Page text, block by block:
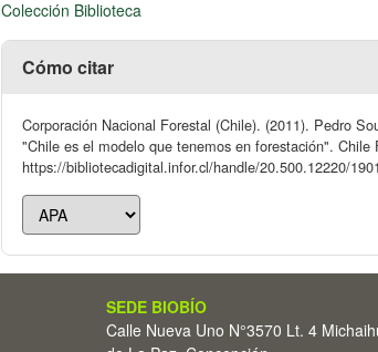
Colección Biblioteca
Cómo citar
Corporación Nacional Forestal (Chile). (2011). Pedro
"Chile es el modelo que tenemos en forestación". Chile
https://bibliotecadigital.infor.cl/handle/20.500.12220/
SEDE BIOBÍO
Calle Nueva Uno N°3570 Lt. 4